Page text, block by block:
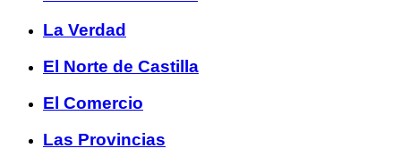
La Verdad
El Norte de Castilla
El Comercio
Las Provincias